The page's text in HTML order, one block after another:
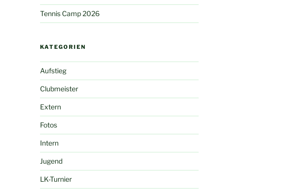
Tennis Camp 2026
KATEGORIEN
Aufstieg
Clubmeister
Extern
Fotos
Intern
Jugend
LK-Turnier